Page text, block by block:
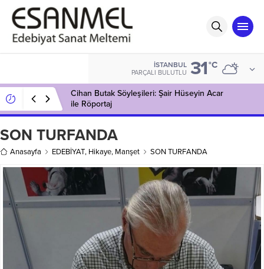
İSTANBUL
PARÇALI BULUTLU 31°C
Cihan Butak Söyleşileri: Şair Hüseyin Acar
ile Röportaj
SON TURFANDA
Anasayfa EDEBİYAT, Hikaye, Manşet SON TURFANDA